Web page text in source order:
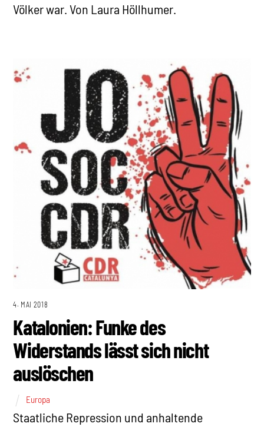
Völker war. Von Laura Höllhumer.
4. MAI 2018
Katalonien: Funke des
Widerstands lässt sich nicht
auslöschen
Europa
Staatliche Repression und anhaltende